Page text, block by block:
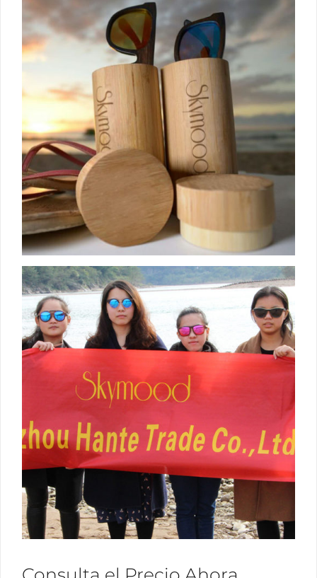
Sobre Equipo Skymood
Equipo Skymood: Fabricante Chino de Productos de
Madera Desde 2014, hemos comenzado a hacer el
negocio de productos de madera. Nuestro gafas de
sol de madera son Top 5 en China y los relojes de
madera son Top 10. Los compradores nos llaman
"Equipo Mayorista de Skymood". ¿Qué es Skymood?
SKYMOOD estuvo inspirado en los hermanos Hunter
y Steven, que crecieron en el pueblo de China con un
complejo de inferioridad en comparación con sus
compañeros en la ciudad. Cuando tocaron productos
de moda por primera vez, - como gafas de sol de
moda, reloj de calidad superior, brillos, etc. ...Read
more
LEER MAS